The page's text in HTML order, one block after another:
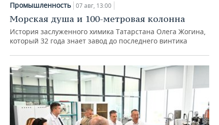
Промышленность 07 авг, 13:00
Морская душа и 100-метровая колонна
История заслуженного химика Татарстана Олега Жогина,
который 32 года знает завод до последнего винтика